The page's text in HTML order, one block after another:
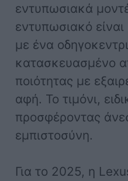
εντυπωσιακά
εντυπωσιακό
με ένα
κατασκευασμένο
ποιότητας με
αφή. Το τιμόνι,
προσφέροντας
εμπιστοσύνη.
Για το 2025, η